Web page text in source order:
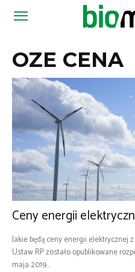
Magazyn
OZE CENA
Ceny energii
Jakie będą ceny energii elektrycznej
Ustaw RP zostało opublikowane
maja 2019...